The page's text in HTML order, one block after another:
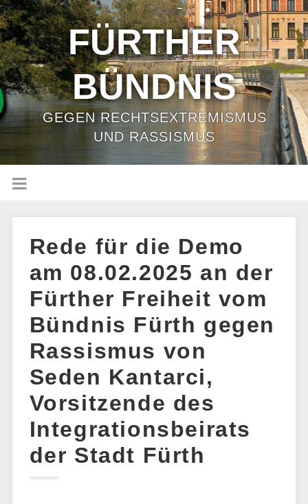
FÜRTHER
BÜNDNIS
GEGEN RECHTSEXTREMISMUS
UND RASSISMUS
Rede für die Demo
am 08.02.2025 an der
Fürther Freiheit vom
Bündnis Fürth gegen
Rassismus von
Seden Kantarci,
Vorsitzende des
Integrationsbeirats
der Stadt Fürth